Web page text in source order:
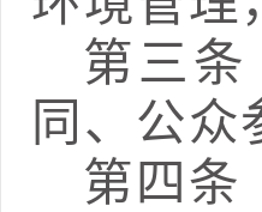
第三
同、公
第四条